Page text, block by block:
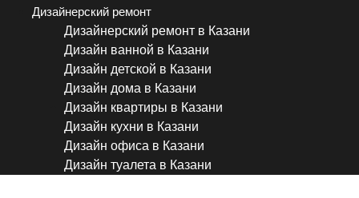
Дизайнерский ремонт
Дизайнерский ремонт в Казани
Дизайн ванной в Казани
Дизайн детской в Казани
Дизайн дома в Казани
Дизайн квартиры в Казани
Дизайн кухни в Казани
Дизайн офиса в Казани
Дизайн туалета в Казани